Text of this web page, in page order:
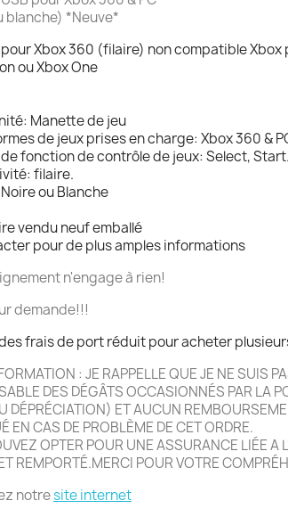
blanche) *Neuve*
Xbox 360 (filaire) non compatible Xbox
ou Xbox One
Manette de jeu
de jeux prises en charge: Xbox 360 &
fonction de contrôle de jeux: Select, Start.
filaire.
ou Blanche
vendu neuf emballé
pour de plus amples informations
n'engage à rien!
demande!!!
frais de port réduit pour acheter
: JE RAPPELLE QUE JE NE SUIS
DES DÉGÂTS OCCASIONNÉS PAR LA
DÉPRÉCIATION) ET AUCUN
É EN CAS DE PROBLÈME DE CET ORDRE.
OPTER POUR UNE ASSURANCE LIÉE A
REMPORTÉ.MERCI POUR VOTRE
notresite internet